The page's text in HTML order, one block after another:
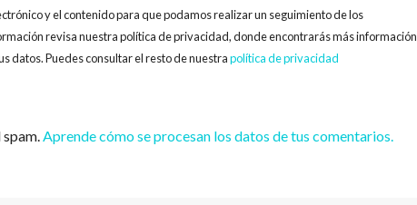
y el contenido para que podamos realizar un seguimiento de los
revisa nuestra política de privacidad, donde encontrarás más información
datos. Puedes consultar el resto de nuestrapolítica de privacidad
Aprende cómo se procesan los datos de tus comentarios.